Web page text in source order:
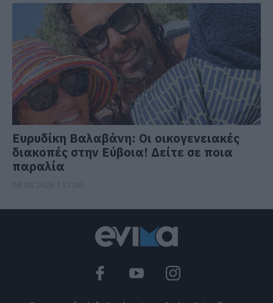
Ευρυδίκη Βαλαβάνη: Οι οικογενειακές
διακοπές στην Εύβοια! Δείτε σε ποια
παραλία